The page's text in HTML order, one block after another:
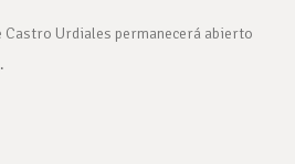
Castro Urdiales permanecerá abierto